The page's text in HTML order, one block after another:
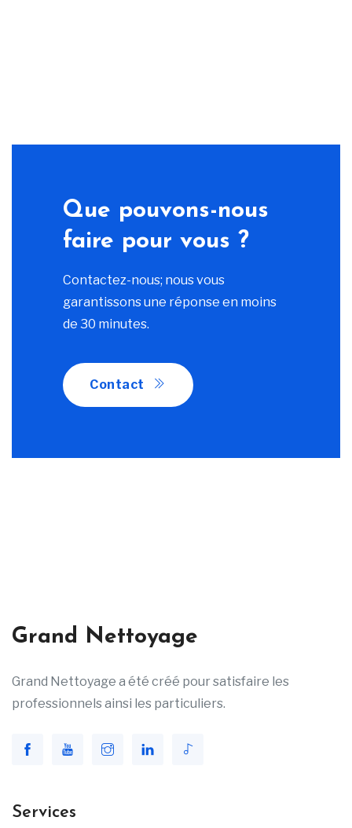
Que pouvons-nous
faire pour vous ?
Contactez-nous; nous vous
garantissons une réponse en moins
de 30 minutes.
Contact
Grand Nettoyage
Grand Nettoyage a été créé pour satisfaire les
professionnels ainsi les particuliers.
Services